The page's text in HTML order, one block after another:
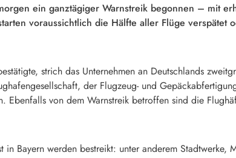
ein ganztägiger Warnstreik begonnen – mit
voraussichtlich die Hälfte aller Flüge verspätet
strich das Unternehmen an Deutschlands
der Flugzeug- und
Ebenfalls von dem Warnstreik betroffen sind die
Bayern werden bestreikt: unter anderem Stadtwerke,